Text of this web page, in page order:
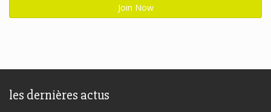
les dernières actus